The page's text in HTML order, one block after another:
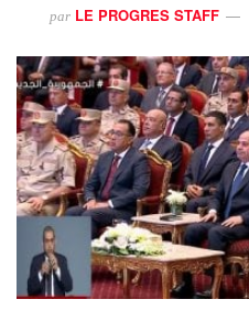
par LE PROGRES STAFF